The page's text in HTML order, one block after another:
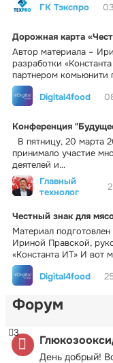
ГК Тэкспро
Дорожная карта
Автор материала –
разработки
партнером комьюнити
Digital4food
Конференция
В пятницу, 20 марта
принимало участие
деятелей и...
Главный
технолог
Честный знак для
Материал
Ириной Правской,
«Константа ИТ» И вот
Digital4food
Форум
День добрый!
3